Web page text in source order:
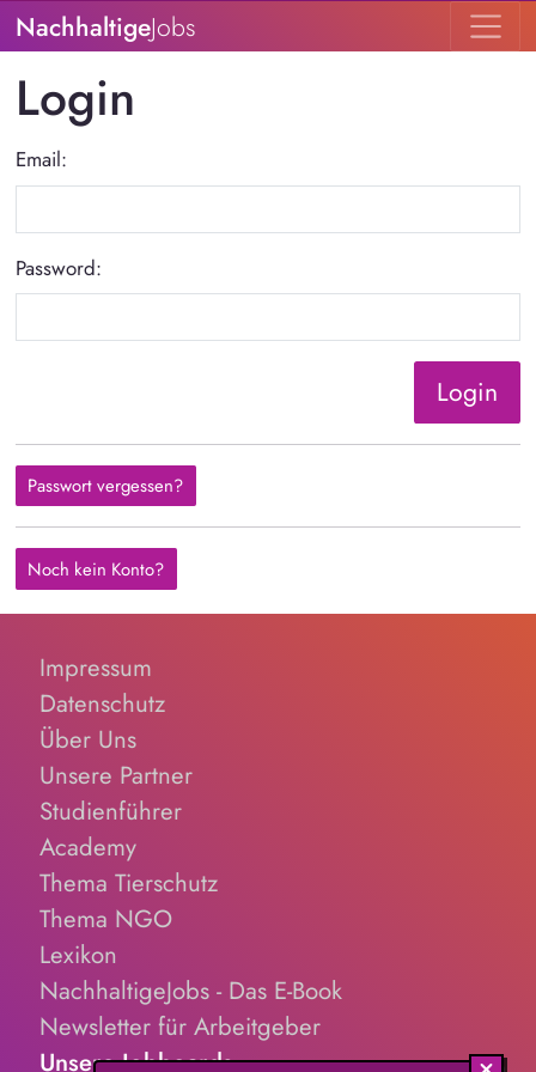
NachhaltigeJobs
Login
Email:
Password:
Login
Passwort vergessen?
Noch kein Konto?
Impressum
Datenschutz
Über Uns
Unsere Partner
Studienführer
Academy
Thema Tierschutz
Thema NGO
Lexikon
NachhaltigeJobs - Das E-Book
Newsletter für Arbeitgeber
Unsere Jobboards